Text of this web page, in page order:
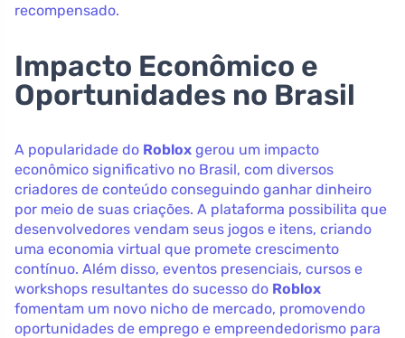
recompensado.
Impacto Econômico e
Oportunidades no Brasil
A popularidade do Roblox gerou um impacto
econômico significativo no Brasil, com diversos
criadores de conteúdo conseguindo ganhar dinheiro
por meio de suas criações. A plataforma possibilita que
desenvolvedores vendam seus jogos e itens, criando
uma economia virtual que promete crescimento
contínuo. Além disso, eventos presenciais, cursos e
workshops resultantes do sucesso do Roblox
fomentam um novo nicho de mercado, promovendo
oportunidades de emprego e empreendedorismo para